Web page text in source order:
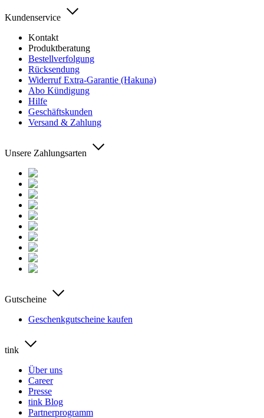
Kundenservice
Kontakt
Produktberatung
Bestellverfolgung
Rücksendung
Widerruf Extra-Garantie (Hakuna)
Abo Kündigung
Hilfe
Geschäftskunden
Versand & Zahlung
Unsere Zahlungsarten
Gutscheine
Geschenkgutscheine kaufen
tink
Über uns
Career
Presse
tink Blog
Partnerprogramm